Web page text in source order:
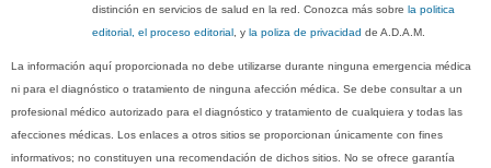
distinción en servicios de salud en la red. Conozca más sobre la politica
editorial, el proceso editorial , y la poliza de privacidad de A.D.A.M.
La información aquí proporcionada no debe utilizarse durante ninguna emergencia médica
ni para el diagnóstico o tratamiento de ninguna afección médica. Se debe consultar a un
profesional médico autorizado para el diagnóstico y tratamiento de cualquiera y todas las
afecciones médicas. Los enlaces a otros sitios se proporcionan únicamente con fines
informativos; no constituyen una recomendación de dichos sitios. No se ofrece garantía